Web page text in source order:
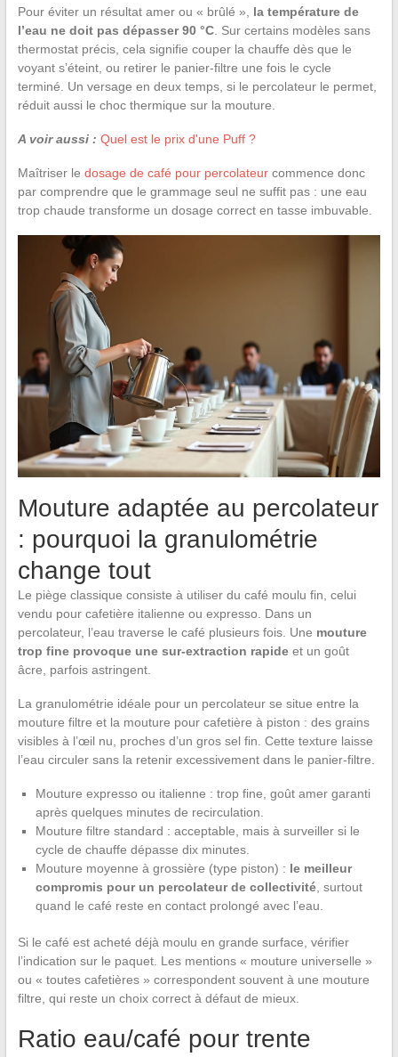
Pour éviter un résultat amer ou « brûlé », la température de
l’eau ne doit pas dépasser 90 °C. Sur certains modèles sans
thermostat précis, cela signifie couper la chauffe dès que le
voyant s’éteint, ou retirer le panier-filtre une fois le cycle
terminé. Un versage en deux temps, si le percolateur le permet,
réduit aussi le choc thermique sur la mouture.
A voir aussi : Quel est le prix d'une Puff ?
Maîtriser le dosage de café pour percolateurcommence donc
par comprendre que le grammage seul ne suffit pas : une eau
trop chaude transforme un dosage correct en tasse imbuvable.
Mouture adaptée au percolateur
: pourquoi la granulométrie
change tout
Le piège classique consiste à utiliser du café moulu fin, celui
vendu pour cafetière italienne ou expresso. Dans un
percolateur, l’eau traverse le café plusieurs fois. Une mouture
trop fine provoque une sur-extraction rapideet un goût
âcre, parfois astringent.
La granulométrie idéale pour un percolateur se situe entre la
mouture filtre et la mouture pour cafetière à piston : des grains
visibles à l’œil nu, proches d’un gros sel fin. Cette texture laisse
l’eau circuler sans la retenir excessivement dans le panier-filtre.
Mouture expresso ou italienne : trop fine, goût amer garanti
après quelques minutes de recirculation.
Mouture filtre standard : acceptable, mais à surveiller si le
cycle de chauffe dépasse dix minutes.
Mouture moyenne à grossière (type piston) : le meilleur
compromis pour un percolateur de collectivité, surtout
quand le café reste en contact prolongé avec l’eau.
Si le café est acheté déjà moulu en grande surface, vérifier
l’indication sur le paquet. Les mentions « mouture universelle »
ou « toutes cafetières » correspondent souvent à une mouture
filtre, qui reste un choix correct à défaut de mieux.
Ratio eau/café pour trente